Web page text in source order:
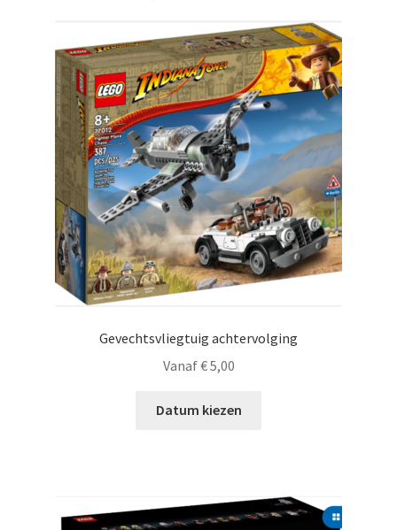
Gevechtsvliegtuig achtervolging
Vanaf€5,00
Datum kiezen